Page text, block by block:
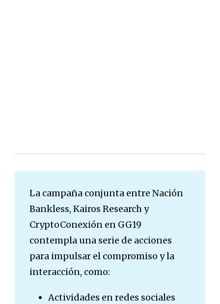
La campaña conjunta entre Nación
Bankless, Kairos Research y
CryptoConexión en GG19
contempla una serie de acciones
para impulsar el compromiso y la
interacción, como:
Actividades en redes sociales